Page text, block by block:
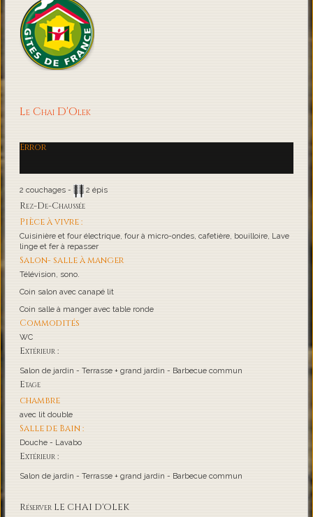
Le Chai D'Olek
Error
2 couchages - 2 épis
Rez-De-Chaussée
Pièce à vivre :
Cuisinière et four électrique, four à micro-ondes, cafetière, bouilloire, Lave
linge et fer à repasser
Salon- salle à manger
Télévision, sono.
Coin salon avec canapé lit
Coin salle à manger avec table ronde
Commodités
WC
Extérieur :
Salon de jardin - Terrasse + grand jardin - Barbecue commun
Etage
chambre
avec lit double
Salle de Bain :
Douche - Lavabo
Extérieur :
Salon de jardin - Terrasse + grand jardin - Barbecue commun
Réserver LE CHAI D'OLEK